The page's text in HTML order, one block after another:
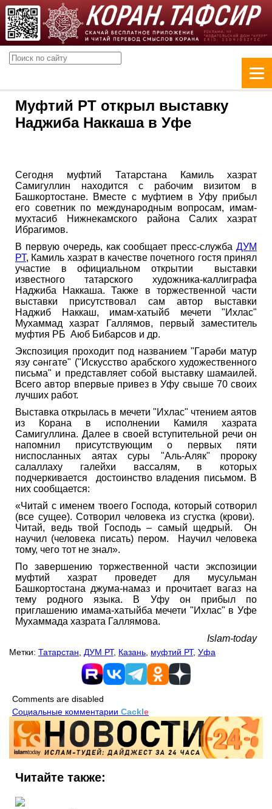
Муфтий РТ открыл выставку
Наджиба Наккаша в Уфе
Сегодня муфтий Татарстана Камиль хазрат
Самигуллин находится с рабочим визитом в
Башкортостане. Вместе с муфтием в Уфу прибыл
его советник по международным вопросам, имам-
мухтасиб Нижнекамского района Салих хазрат
Ибрагимов.
В первую очередь, как сообщает пресс-служба ДУМ
РТ, Камиль хазрат в качестве почетного гостя принял
участие в официальном открытии выставки
известного татарского художника-каллиграфа
Наджиба Наккаша. Также в торжественной части
выставки присутствовал сам автор выставки
Наджиб Наккаш, имам-хатыйб мечети "Ихлас"
Мухаммад хазрат Галлямов, первый заместитель
муфтия РБ Аюб Бибарсов и др.
Экспозиция проходит под названием "Гарәби матур
язу сәнгате" ("Искусство арабского художественного
письма" и представляет собой выставку шамаилей.
Всего автор впервые привез в Уфу свыше 70 своих
лучших работ.
Выставка открылась в мечети "Ихлас" чтением аятов
из Корана в исполнении Камиля хазрата
Самигуллина. Далее в своей вступительной речи он
напомнил присутствующим о первых пяти
ниспосланных аятах суры "Аль-Аляк" пророку
салаллаху галейхи вассалям, в которых
подчеркивается достоинство владения письмом. В
них сообщается:
«Читай с именем твоего Господа, который сотворил
(все сущее). Сотворил человека из сгустка (крови).
Читай, ведь твой Господь – самый щедрый. Он
научил (человека писать) пером. Научил человека
тому, чего тот не знал».
По завершению торжественной части экспозиции
муфтий хазрат проведет для мусульман
Башкортостана джума-намаз и прочитает вагаз на
тему родного языка. В Уфу он прибыл по
приглашению имама-хатыйба мечети "Ихлас" в Уфе
Мухаммада хазрата Галлямова.
Islam-today
Метки: Татарстан ДУМ РТ, Казань муфтий РТ, Уфа
Comments are disabled
Социальные комментарии Cackle
Читайте также: